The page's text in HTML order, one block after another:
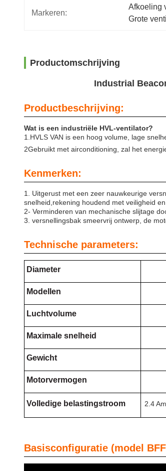
Markeren:
Afkoeling
Grote
Productomschrijving
Industrial
Productbeschrijving:
Wat is een industriële HVL-ventilator?
1.HVLS VAN is een hoog volume, lage
2Gebruikt met airconditioning, zal het
Kenmerken:
1. Uitgerust met een zeer nauwkeurige
snelheid,rekening houdend met veiligheid
2- Verminderen van mechanische slijtage
3. versnellingsbak smeervrij ontwerp, de
Technische parameters:
Diameter
Modellen
Luchtvolume
Maximale snelheid
Gewicht
Motorvermogen
Volledige belastingstroom 2.4
Basisconfiguratie (model